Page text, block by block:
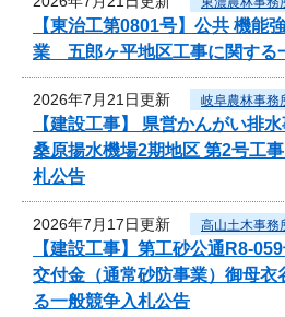
【東治工第0801号】公共 機能
業 五郎ヶ平地区工事に関する
2026年7月21日更新 岐阜農林事務
【建設工事】 県営かんがい排
桑原揚水機場2期地区 第2号工
札公告
2026年7月17日更新 高山土木事務
【建設工事】第工砂公通R8-
交付金（通常砂防事業）御母衣
る一般競争入札公告